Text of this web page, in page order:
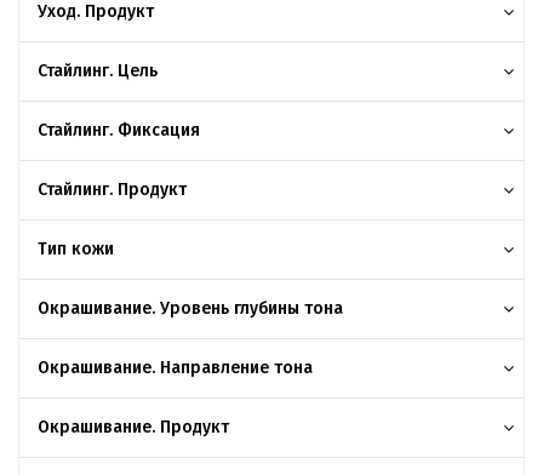
Уход. Продукт
Стайлинг. Цель
Стайлинг. Фиксация
Стайлинг. Продукт
Тип кожи
Окрашивание. Уровень глубины тона
Окрашивание. Направление тона
Окрашивание. Продукт